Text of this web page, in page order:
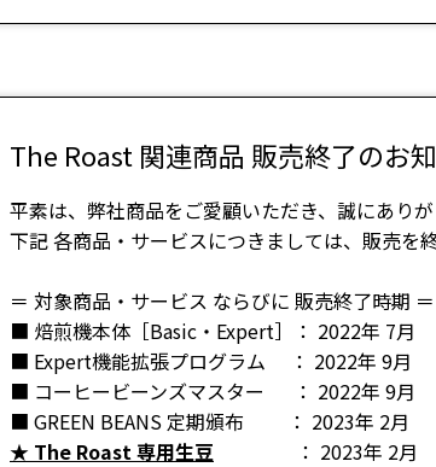
The Roast 関連商品 販売終了のお
平素は、弊社商品をご愛顧いただき、誠にありが
下記 各商品・サービスにつきましては、販売を
＝ 対象商品・サービス ならびに 販売終了時期 ＝
■ 焙煎機本体［Basic・Expert］： 2022年 7月
■ Expert機能拡張プログラム ： 2022年 9月
■ コーヒービーンズマスター ： 2022年 9月
■ GREEN BEANS 定期頒布 ： 2023年 2月
★ The Roast 専用生豆 ： 2023年 2月